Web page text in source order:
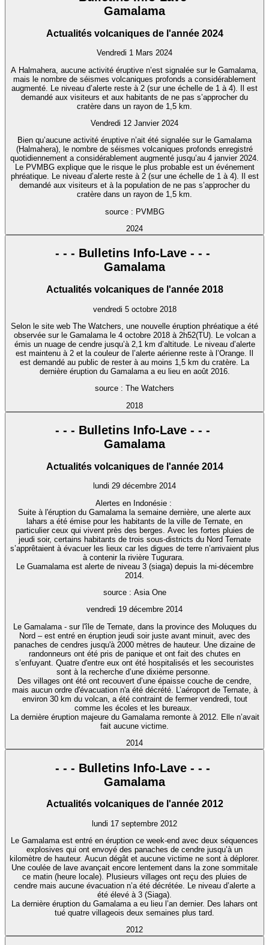
Gamalama
Actualités volcaniques de l'année 2024
Vendredi 1 Mars 2024
A Halmahera, aucune activité éruptive n’est signalée sur le Gamalama,
mais le nombre de séismes volcaniques profonds a considérablement
augmenté. Le niveau d’alerte reste à 2 (sur une échelle de 1 à 4). Il est
demandé aux visiteurs et aux habitants de ne pas s’approcher du
cratère dans un rayon de 1,5 km.
Vendredi 12 Janvier 2024
Bien qu’aucune activité éruptive n’ait été signalée sur le Gamalama
(Halmahera), le nombre de séismes volcaniques profonds enregistré
quotidiennement a considérablement augmenté jusqu’au 4 janvier 2024.
Le PVMBG explique que le risque le plus probable est un événement
phréatique. Le niveau d’alerte reste à 2 (sur une échelle de 1 à 4). Il est
demandé aux visiteurs et à la population de ne pas s’approcher du
cratère dans un rayon de 1,5 km.
source : PVMBG
2024
- - - Bulletins Info-Lave - - -
Gamalama
Actualités volcaniques de l'année 2018
vendredi 5 octobre 2018
Selon le site web The Watchers, une nouvelle éruption phréatique a été
observée sur le Gamalama le 4 octobre 2018 à 2h52(TU). Le volcan a
émis un nuage de cendre jusqu’à 2,1 km d’altitude. Le niveau d’alerte
est maintenu à 2 et la couleur de l’alerte aérienne reste à l’Orange. Il
est demandé au public de rester à au moins 1,5 km du cratère. La
dernière éruption du Gamalama a eu lieu en août 2016.
source : The Watchers
2018
- - - Bulletins Info-Lave - - -
Gamalama
Actualités volcaniques de l'année 2014
lundi 29 décembre 2014
Alertes en Indonésie :
Suite à l'éruption du Gamalama la semaine dernière, une alerte aux
lahars a été émise pour les habitants de la ville de Ternate, en
particulier ceux qui vivent près des berges. Avec les fortes pluies de
jeudi soir, certains habitants de trois sous-districts du Nord Ternate
s’apprêtaient à évacuer les lieux car les digues de terre n’arrivaient plus
à contenir la rivière Tugurara.
Le Guamalama est alerte de niveau 3 (siaga) depuis la mi-décembre
2014.
source : Asia One
vendredi 19 décembre 2014
Le Gamalama - sur l'île de Ternate, dans la province des Moluques du
Nord – est entré en éruption jeudi soir juste avant minuit, avec des
panaches de cendres jusqu'à 2000 mètres de hauteur. Une dizaine de
randonneurs ont été pris de panique et ont fait des chutes en
s’enfuyant. Quatre d'entre eux ont été hospitalisés et les secouristes
sont à la recherche d’une dixième personne.
Des villages ont été ont recouvert d’une épaisse couche de cendre,
mais aucun ordre d'évacuation n'a été décrété. L’aéroport de Ternate, à
environ 30 km du volcan, a été contraint de fermer vendredi, tout
comme les écoles et les bureaux.
La dernière éruption majeure du Gamalama remonte à 2012. Elle n’avait
fait aucune victime.
2014
- - - Bulletins Info-Lave - - -
Gamalama
Actualités volcaniques de l'année 2012
lundi 17 septembre 2012
Le Gamalama est entré en éruption ce week-end avec deux séquences
explosives qui ont envoyé des panaches de cendre jusqu’à un
kilomètre de hauteur. Aucun dégât et aucune victime ne sont à déplorer.
Une coulée de lave avançait encore lentement dans la zone sommitale
ce matin (heure locale). Plusieurs villages ont reçu des pluies de
cendre mais aucune évacuation n’a été décrétée. Le niveau d’alerte a
été élevé à 3 (Siaga).
La dernière éruption du Gamalama a eu lieu l’an dernier. Des lahars ont
tué quatre villageois deux semaines plus tard.
2012